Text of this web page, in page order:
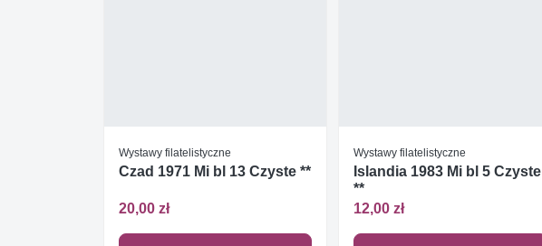
Wystawy filatelistyczne
Czad 1971 Mi bl 13 Czyste **
20,00 zł
Wystawy filatelistyczne
Islandia 1983 Mi bl 5 Czyste
**
12,00 zł